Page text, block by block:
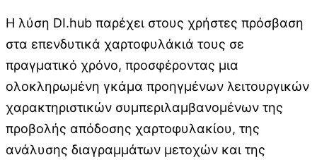
Η λύση DI.hub παρέχει στους χρήστες πρόσβαση
στα επενδυτικά χαρτοφυλάκιά τους σε
πραγματικό χρόνο, προσφέροντας μια
ολοκληρωμένη γκάμα προηγμένων λειτουργικών
χαρακτηριστικών συμπεριλαμβανομένων της
προβολής απόδοσης χαρτοφυλακίου, της
ανάλυσης διαγραμμάτων μετοχών και της